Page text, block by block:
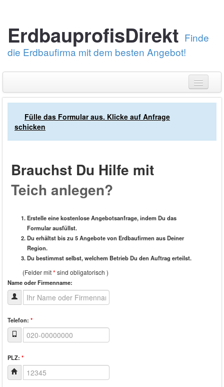
ErdbauprofisDirekt Finde
die Erdbaufirma mit dem besten Angebot!
Erstelle eine Angebotsanfrage
Über uns
Erdarbeiten
Kundendienst: 030-88789674
Fülle das Formular aus. Klicke auf Anfrage
schicken
Brauchst Du Hilfe mit
Teich anlegen?
Erstelle eine kostenlose Angebotsanfrage, indem Du das
Formular ausfüllst.
Du erhältst bis zu 5 Angebote von Erdbaufirmen aus Deiner
Region.
Du bestimmst selbst, welchem Betrieb Du den Auftrag erteilst.
(Felder mit* sind obligatorisch )
Name oder Firmenname:
Telefon: *
PLZ: *